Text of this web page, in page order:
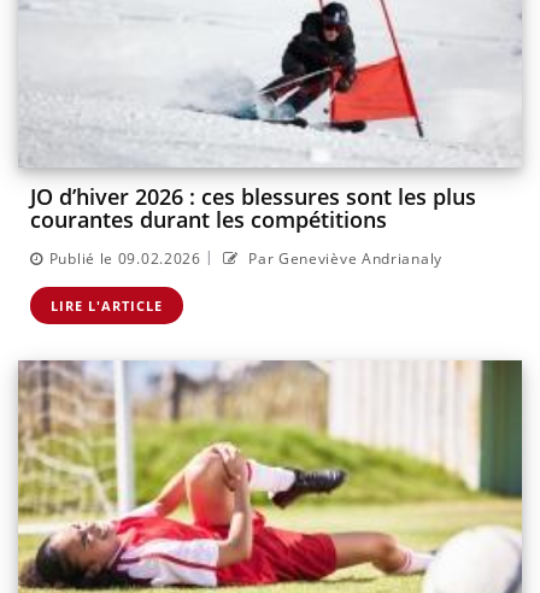
JO d’hiver 2026 : ces blessures sont les plus
courantes durant les compétitions
Publié le 09.02.2026 | Par Geneviève Andrianaly
LIRE L'ARTICLE